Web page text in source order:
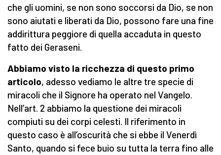
che gli uomini, se non sono soccorsi da Dio, se non
sono aiutati e liberati da Dio, possono fare una fine
addirittura peggiore di quella accaduta in questo
fatto dei Geraseni.
Abbiamo visto la ricchezza di questo primo
articolo, adesso vediamo le altre tre specie di
miracoli che il Signore ha operato nel Vangelo.
Nell’art. 2 abbiamo la questione dei miracoli
compiuti su dei corpi celesti. Il riferimento in
questo caso è all’oscurità che si ebbe il Venerdì
Santo, quando si fece buio su tutta la terra fino alle